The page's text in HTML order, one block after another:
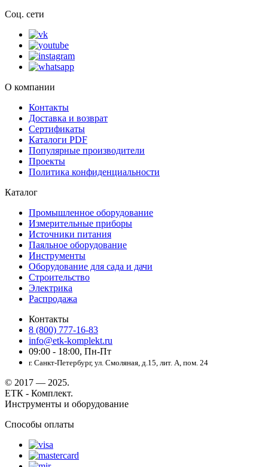
Соц. сети
О компании
Контакты
Доставка и возврат
Сертификаты
Каталоги PDF
Популярные производители
Проекты
Политика конфиденциальности
Каталог
Промышленное оборудование
Измерительные приборы
Источники питания
Паяльное оборудование
Инструменты
Оборудование для сада и дачи
Строительство
Электрика
Распродажа
Контакты
8 (800) 777-16-83
info@etk-komplekt.ru
09:00 - 18:00, Пн-Пт
г. Санкт-Петербург, ул. Смоляная, д.15, лит. А, пом. 24
© 2017 — 2025.
ЕТК - Комплект.
Инструменты и оборудование
Способы оплаты